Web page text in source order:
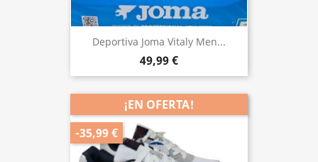
Deportiva Joma Vitaly Men...
49,99 €
¡EN OFERTA!
-35,99 €